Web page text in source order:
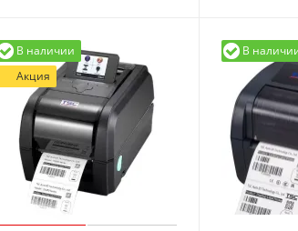
В наличии
Акция
В